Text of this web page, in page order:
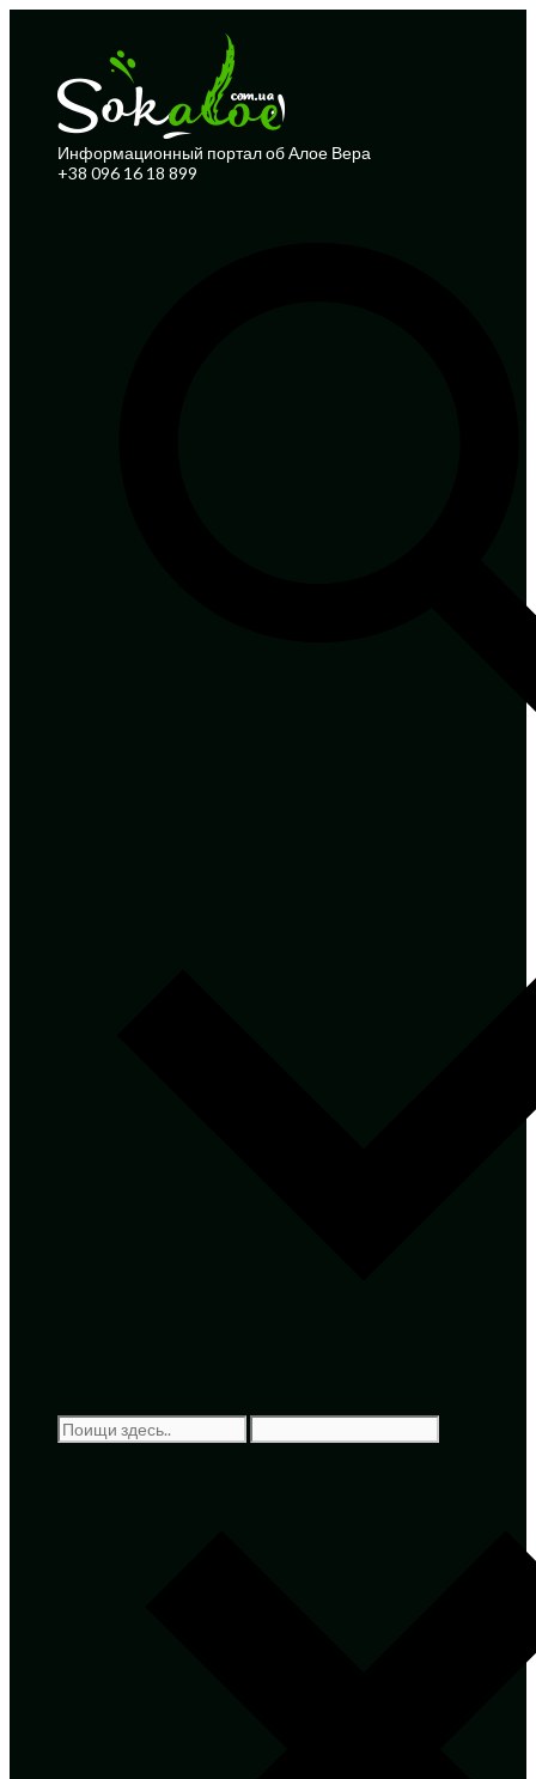
Информационный портал об Алое Вера
+38 096 16 18 899